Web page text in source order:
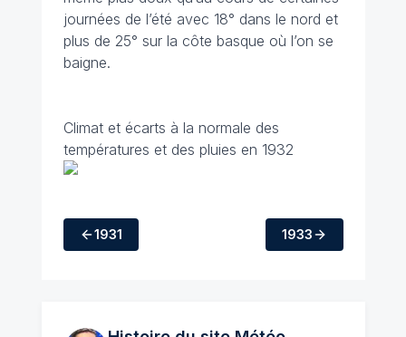
journées de l’été avec 18° dans le nord et
plus de 25° sur la côte basque où l’on se
baigne.
Climat et écarts à la normale des
températures et des pluies en 1932
1931 1933